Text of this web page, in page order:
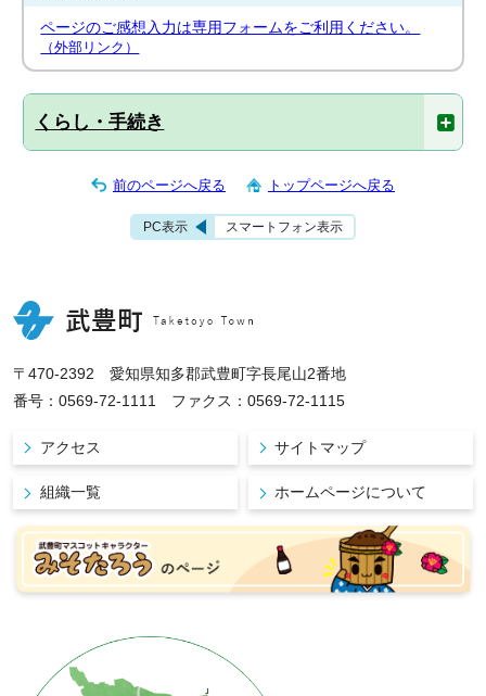
ページのご感想入力は専用フォームをご利用ください。
（外部リンク）
くらし・手続き
前のページへ戻る トップページへ戻る
PC表示 スマートフォン表示
〒470-2392 愛知県知多郡武豊町字長尾山2番地
番号：0569-72-1111 ファクス：0569-72-1115
アクセス サイトマップ
組織一覧 ホームページについて